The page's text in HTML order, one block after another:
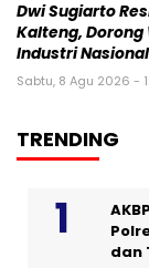
Dwi Sugiarto
Kalteng, Dorong
Industri Nasional
Sabtu, 8 Agu 2026 -
TRENDING
dan